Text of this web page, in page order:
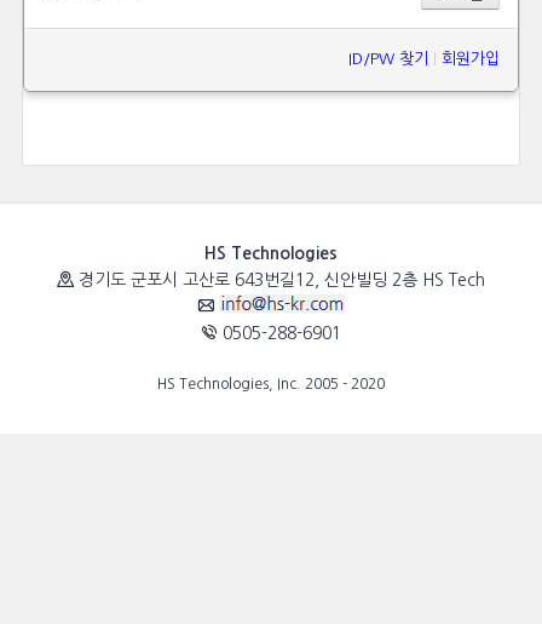
ID/PW 찾기 회원가입
HS Technologies
경기도 군포시 고산로 643번길12, 신안빌딩 2층 HS Tech
0505-288-6901
HS Technologies, Inc. 2005 - 2020